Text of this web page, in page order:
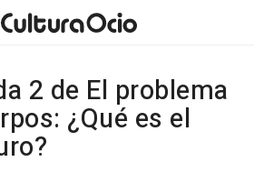
2 de El problema
¿Qué es el